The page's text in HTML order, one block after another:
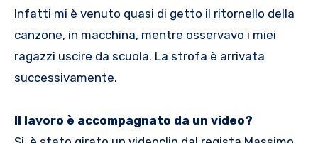
Infatti mi è venuto quasi di getto il ritornello della
canzone, in macchina, mentre osservavo i miei
ragazzi uscire da scuola. La strofa è arrivata
successivamente.
Il lavoro è accompagnato da un video?